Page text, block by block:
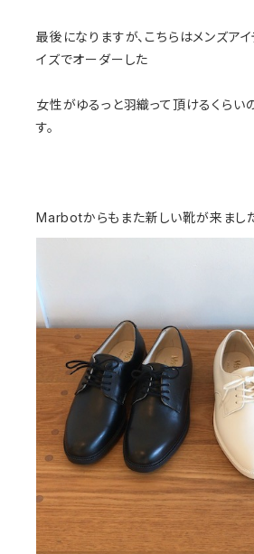
最後になりますが、こちらはメンズア
イズでオーダーした
女性がゆるっと羽織って頂けるくらい
す。
Marbotからもまた新しい靴が来ました